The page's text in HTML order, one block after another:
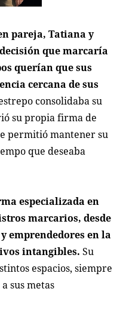
pareja, Tatiana y
que marcaría
querían que sus
cercana de sus
consolidaba su
su propia firma de
permitió mantener su
que deseaba
especializada en
marcarios, desde
emprendedores en la
intangibles. Su
espacios, siempre
sus metas